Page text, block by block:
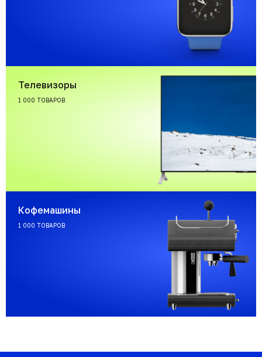
Телевизоры
1 000 ТОВАРОВ
Кофемашины
1 000 ТОВАРОВ